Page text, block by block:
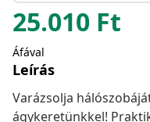
25.010 Ft
Áfával
Leírás
Varázsolja
ágykeretünkkel!